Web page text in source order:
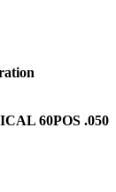
60POS .050